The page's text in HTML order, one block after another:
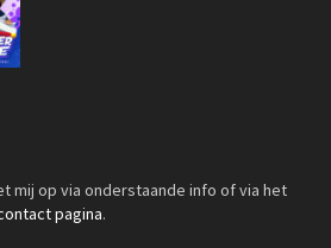
mij op via onderstaande info of via het
pagina.